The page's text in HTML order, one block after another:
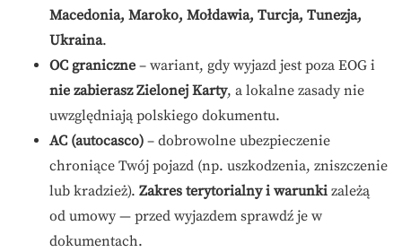
Macedonia, Maroko, Mołdawia, Turcja, Tunezja,
Ukraina.
OC graniczne – wariant, gdy wyjazd jest poza EOG i
nie zabierasz Zielonej Karty, a lokalne zasady nie
uwzględniają polskiego dokumentu.
AC (autocasco) – dobrowolne ubezpieczenie
chroniące Twój pojazd (np. uszkodzenia, zniszczenie
lub kradzież). Zakres terytorialny i warunki zależą
od umowy — przed wyjazdem sprawdź je w
dokumentach.